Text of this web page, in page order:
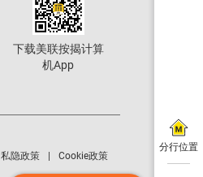
分行位置
下载美联按揭计算
机App
私隐政策 Cookie政策